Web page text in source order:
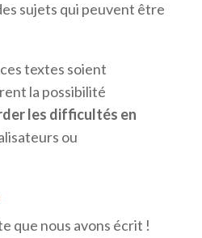
sujets qui peuvent être
textes soient
la possibilité
les difficultés en
ou
que nous avons écrit !